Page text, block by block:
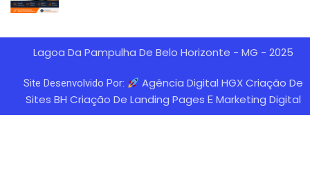
Lagoa Da Pampulha De Belo Horizonte - MG - 2025
Site Desenvolvido Por:
Agência Digital HGX Criação De
Sites BH Criação De Landing Pages E Marketing Digital